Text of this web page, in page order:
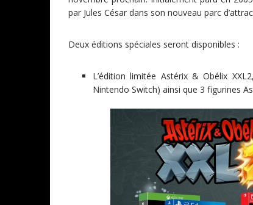
par Jules César dans son nouveau parc
Deux éditions spéciales seront disponibles :
L’édition limitée Astérix & Obélix
Nintendo Switch) ainsi que 3 figurines